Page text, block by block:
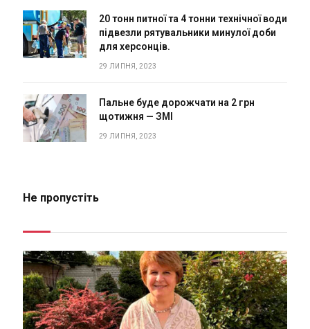
20 тонн питної та 4 тонни технічної води
підвезли рятувальники минулої доби
для херсонців.
29 ЛИПНЯ, 2023
Пальне буде дорожчати на 2 грн
щотижня — ЗМІ
29 ЛИПНЯ, 2023
Не пропустіть